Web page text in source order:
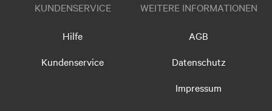
KUNDENSERVICE
Hilfe
Kundenservice
WEITERE INFORMATIONEN
AGB
Datenschutz
Impressum